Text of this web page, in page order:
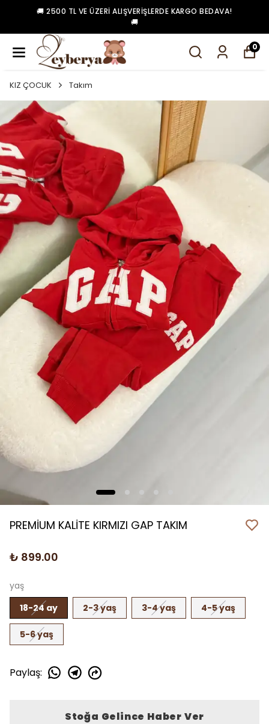
🚚 2500 TL VE ÜZERI ALIŞVERIŞLERDE KARGO BEDAVA!
🚚
0
KIZ ÇOCUK Takım
PREMİUM KALİTE KIRMIZI GAP TAKIM
₺ 899.00
yaş
18-24 ay
2-3 yaş 3-4 yaş 4-5 yaş
5-6 yaş
Paylaş:
Stoğa Gelince Haber Ver